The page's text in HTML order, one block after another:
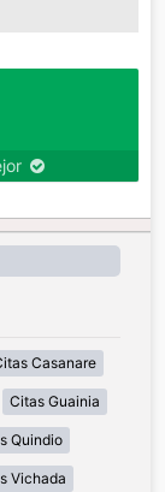
Casanare
Citas Guainia
Quindio
Vichada